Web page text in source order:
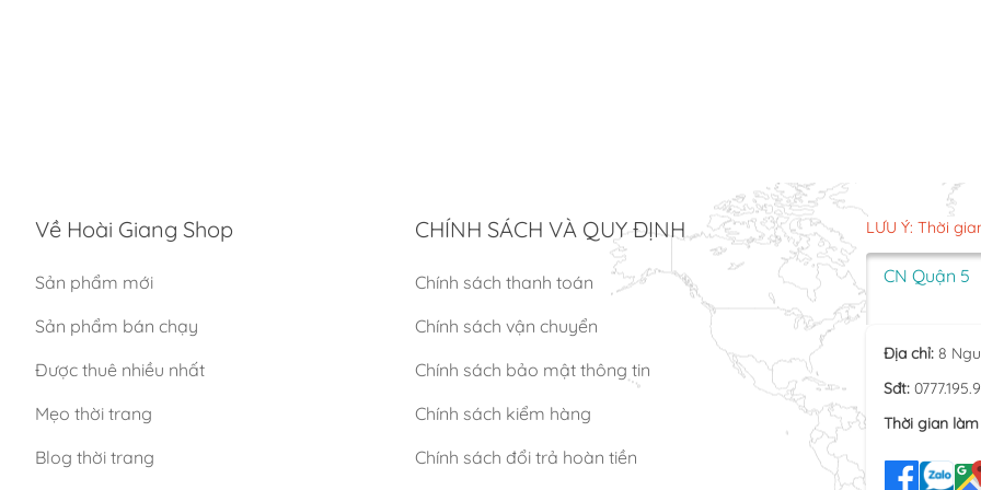
Về Hoài Giang Shop
Sản phẩm mới
Sản phẩm bán chạy
Được thuê nhiều nhất
Mẹo thời trang
Blog thời trang
CHÍNH SÁCH VÀ QUY ĐỊNH
Chính sách thanh toán
Chính sách vận chuyển
Chính sách bảo mật thông tin
Chính sách kiểm hàng
Chính sách đổi trả hoàn tiền
LƯU Ý: Thời
CN Quận 5
Địa chỉ: 8
Sđt:
Thời gian